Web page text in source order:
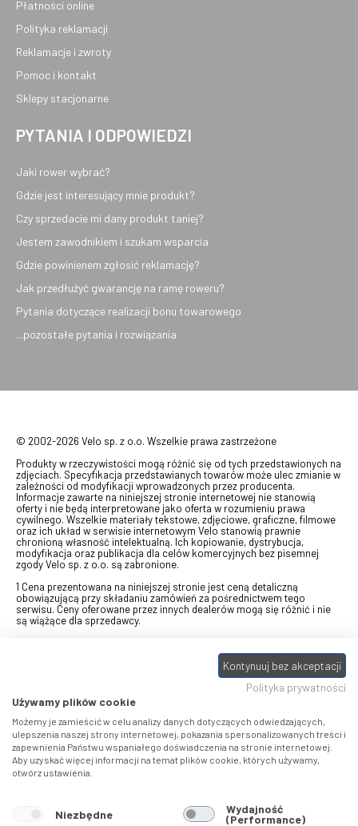
Płatności online
Polityka reklamacji
Reklamacje i zwroty
Pomoc i kontakt
Sklepy stacjonarne
PYTANIA I ODPOWIEDZI
Jaki rower wybrać?
Gdzie jest interesujący mnie produkt?
Czy sprzedacie mi dany produkt taniej?
Jestem zawodnikiem i szukam wsparcia
Gdzie powinienem zgłosić reklamację?
Jak przedłużyć gwarancję na ramę roweru?
Pytania dotyczące realizacji bonu towarowego
...pozostałe pytania i rozwiązania
© 2002-2026 Velo sp. z o.o. Wszelkie prawa zastrzeżone
Produkty w rzeczywistości mogą różnić się od tych przedstawionych na
zdjęciach. Specyfikacja przedstawianych towarów może ulec zmianie w
zależności od modyfikacji wprowadzonych przez producenta.
Informacje zawarte na niniejszej stronie internetowej nie stanowią
oferty i nie będą interpretowane jako oferta w rozumieniu prawa
cywilnego. Wszelkie materiały tekstowe, zdjęciowe, graficzne, filmowe
oraz ich układ w serwisie internetowym Velo stanowią prawnie
chronioną własność intelektualną. Ich kopiowanie, dystrybucja,
modyfikacja oraz publikacja dla celów komercyjnych bez pisemnej
zgody Velo sp. z o.o. są zabronione.
1 Cena prezentowana na niniejszej stronie jest ceną detaliczną
obowiązującą przy składaniu zamówień za pośrednictwem tego
serwisu. Ceny oferowane przez innych dealerów mogą się różnić i nie
są wiążące dla sprzedawcy.
swój bon" na towary z oferty VELO, aktualnie dostępnej na stronie
, w ramach sprzedaży premiowej. Dowiedz się jak
stronie promocji. Prezentowana wartość
eBonu uwzględnia fakt wyrażenia - w procesie rejestracji w Panelu
klienta- zgody na otrzymywanie drogą mailową informacji handlowo-
marketingowe, np. newsletter rowerowy. W przypadku braku zgody
wartość eBonu zostanie obniżona o 10 zł.
Pamiętaj, że eBony za produkty SIDI dotyczą zakupów w sklepach
SIDI Center, produkty Castelli zakupów w placówkach tworzących
Castelli Center.
Kontynuuj bez akceptacji
Polityka prywatności
Używamy plików cookie
Możemy je zamieścić w celu analizy danych dotyczących odwiedzających,
ulepszenia naszej strony internetowej, pokazania spersonalizowanych treści i
zapewnienia Państwu wspaniałego doświadczenia na stronie internetowej.
Aby uzyskać więcej informacji na temat plików cookie, których używamy,
otwórz ustawienia.
Niezbędne Wydajność
(Performance)